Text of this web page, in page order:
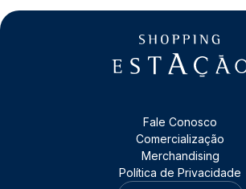
Fale Conosco
Comercialização
Merchandising
Política de Privacidade